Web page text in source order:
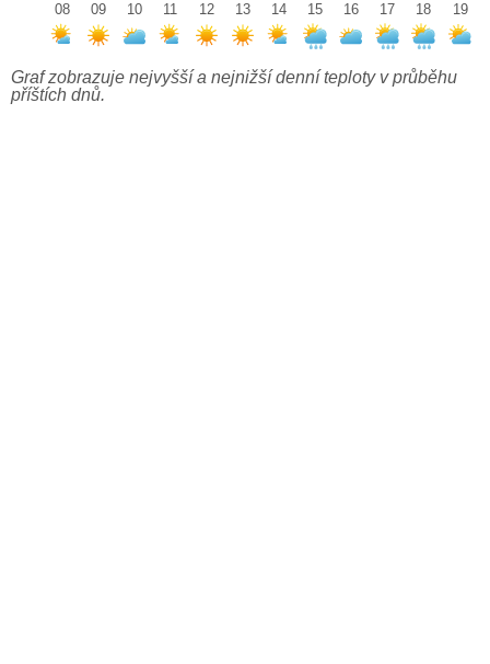
08
09
10
11
12
13
14
15
16
17
18
19
Graf zobrazuje nejvyšší a nejnižší denní teploty v průběhu
příštích dnů.